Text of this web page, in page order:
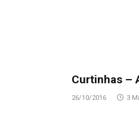
Curtinhas –
26/10/2016 3